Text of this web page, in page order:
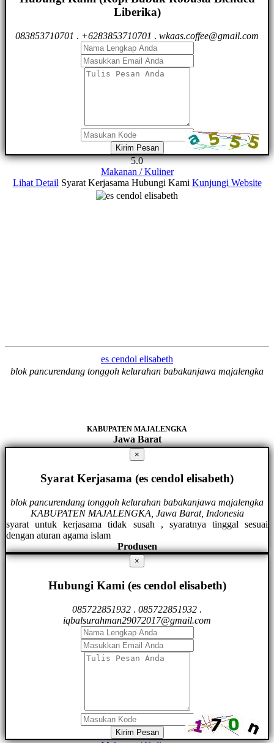
Liberika)
083853710701 . +6283853710701 . wkaas.coffee@gmail.com
Kirim Pesan
5.0
Makanan / Kuliner
Lihat Detail Syarat Kerjasama Hubungi Kami Kunjungi Website
es cendol elisabeth
blok pancurendang tonggoh kelurahan babakanjawa majalengka
KABUPATEN MAJALENGKA
Jawa Barat
×
Syarat Kerjasama (es cendol elisabeth)
blok pancurendang tonggoh kelurahan babakanjawa majalengka
KABUPATEN MAJALENGKA, Jawa Barat, Indonesia
syarat untuk kerjasama tidak susah , syaratnya tinggal sesuai
dengan aturan agama islam
Produsen
×
Hubungi Kami (es cendol elisabeth)
085722851932 . 085722851932 .
iqbalsurahman29072017@gmail.com
Kirim Pesan